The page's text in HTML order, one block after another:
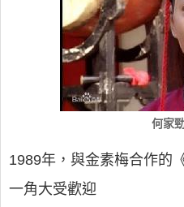
何家
1989年，與金素梅合作的
一角大受歡迎